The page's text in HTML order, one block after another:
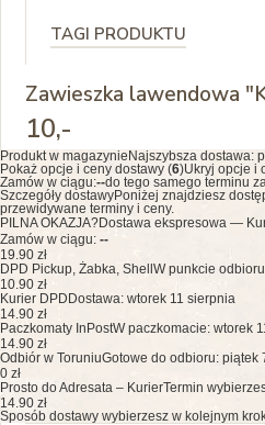
TAGI PRODUKTU
Zawieszka lawendowa
10,-
Produkt w magazynie Najszybsza dostawa:
Pokaż opcje i ceny dostawy (6)Ukryj opcje i
Zamów w ciągu:--do tego samego terminu
Szczegóły dostawyPoniżej znajdziesz
przewidywane terminy i ceny.
PILNA OKAZJA?Dostawa ekspresowa —
Zamów w ciągu: --
19.90 zł
DPD Pickup, Żabka, Shell W punkcie
10.90 zł
Kurier DPD Dostawa: wtorek 11 sierpnia
14.90 zł
Paczkomaty InPostW paczkomacie: wtorek
14.90 zł
Odbiór w ToruniuGotowe do odbioru: piątek
0 zł
Prosto do Adresata – KurierTermin
14.90 zł
Sposób dostawy wybierzesz w kolejnym